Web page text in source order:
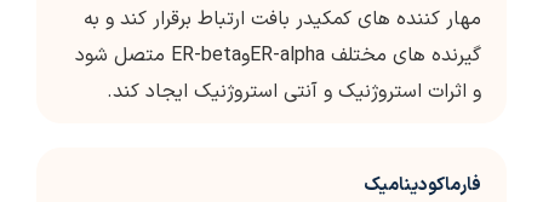
مهار کننده های کمکیدر بافت ارتباط برقرار کند و به
گیرنده های مختلف ER-alphaوER-beta متصل شود
و اثرات استروژنیک و آنتی استروژنیک ایجاد کند.
فارماکودینامیک